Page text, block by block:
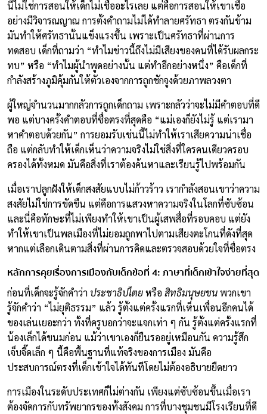
นี่ไม่ใช่การสอนให้เด็กไม่เชื่ออะไรเลย แต่คือการสอนให้เขาเชื่อ
อย่างมีวิจารณญาณ การตั้งคำถามไม่ได้ทำลายศรัทธา ตรงกันข้าม
มันทำให้ศรัทธานั้นแข็งแรงขึ้น เพราะเป็นศรัทธาที่ผ่านการ
ทดสอบ เด็กที่ถามว่า “ทำไมข่าวนี้ถึงไม่มีเสียงของคนที่ได้รับผลกระ
ทบ” หรือ “ทำไมผู้นำพูดอย่างนั้น แต่ทำอีกอย่างหนึ่ง” คือเด็กที่
กำลังสร้างภูมิคุ้มกันให้ตัวเองจากการถูกชักจูงด้วยภาพลวงตา
ผู้ใหญ่จำนวนมากกลัวการถูกเด็กถาม เพราะกลัวว่าจะไม่มีคำตอบที่ดี
พอ แต่บางครั้งคำตอบที่ซื่อตรงที่สุดคือ “แม่เองก็ยังไม่รู้ แต่เรามา
หาคำตอบด้วยกัน” การยอมรับเช่นนี้ไม่ทำให้เราเสียความน่าเชื่อ
ถือ แต่กลับทำให้เด็กเห็นว่าความจริงไม่ใช่สิ่งที่ใครคนเดียวครอบ
ครองได้ทั้งหมด มันคือสิ่งที่เราต้องค้นหาและเรียนรู้ไปพร้อมกัน
เมื่อเราปลูกฝังให้เด็กสงสัยแบบไม่ก้าวร้าว เรากำลังสอนเขาว่าความ
สงสัยไม่ใช่การขัดขืน แต่คือการแสวงหาความจริงในโลกที่ซับซ้อน
และนี่คือทักษะที่ไม่เพียงทำให้เขาเป็นผู้เสพสื่อที่รอบคอบ แต่ยัง
ทำให้เขาเป็นพลเมืองที่ไม่ยอมถูกพาไปตามเสียงตะโกนที่ดังที่สุด
หากแต่เลือกเดินตามสิ่งที่ผ่านการคิดและตรวจสอบด้วยใจที่ซื่อตรง
หลักการคุยเรื่องการเมืองกับเด็กข้อที่ 4: ภาษาที่เด็กเข้าใจง่ายที่สุด
ก่อนที่เด็กจะรู้จักคำว่า ประชาธิปไตยหรือ สิทธิมนุษยชนพวกเขา
รู้จักคำว่า “ไม่ยุติธรรม” แล้ว รู้ตั้งแต่ครั้งแรกที่เห็นเพื่อนอีกคนได้
ของเล่นเยอะกว่า ทั้งที่ครูบอกว่าจะแจกเท่า ๆ กัน รู้ตั้งแต่ครั้งแรกที่
น้องเล็กได้ขนมก่อน แม้ว่าเขาเองก็ยืนรออยู่เหมือนกัน ความรู้สึก
เจ็บจี๊ดเล็ก ๆ นี้คือพื้นฐานที่แท้จริงของการเมือง มันคือ
ประสบการณ์ตรงที่เด็กเข้าใจได้ทันทีโดยไม่ต้องอธิบายยืดยาว
การเมืองในระดับประเทศก็ไม่ต่างกัน เพียงแต่ซับซ้อนขึ้นเมื่อเรา
ต้องจัดการกับทรัพยากรของทั้งสังคม การที่บางชุมชนมีโรงเรียนที่ดี